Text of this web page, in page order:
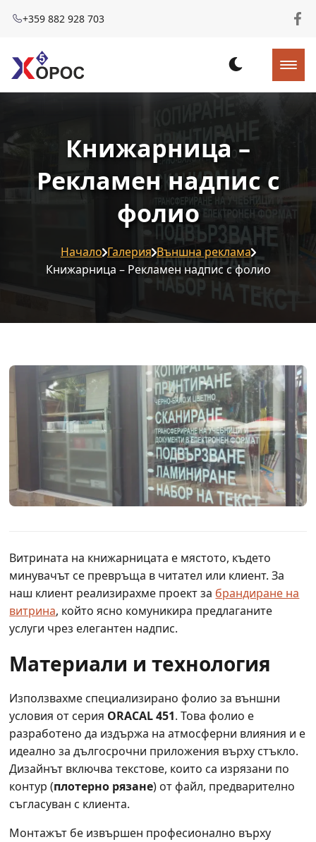
+359 882 928 703
Книжарница –
Рекламен надпис с
фолио
Начало Галерия Външна реклама
Книжарница – Рекламен надпис с фолио
Витрината на книжарницата е мястото, където
минувачът се превръща в читател или клиент. За
наш клиент реализирахме проект за брандиране на
витрина, който ясно комуникира предлаганите
услуги чрез елегантен надпис.
Материали и технология
Използвахме специализирано фолио за външни
условия от серия ORACAL 451. Това фолио е
разработено да издържа на атмосферни влияния и е
идеално за дългосрочни приложения върху стъкло.
Дизайнът включва текстове, които са изрязани по
контур (плотерно рязане) от файл, предварително
съгласуван с клиента.
Монтажът бе извършен професионално върху